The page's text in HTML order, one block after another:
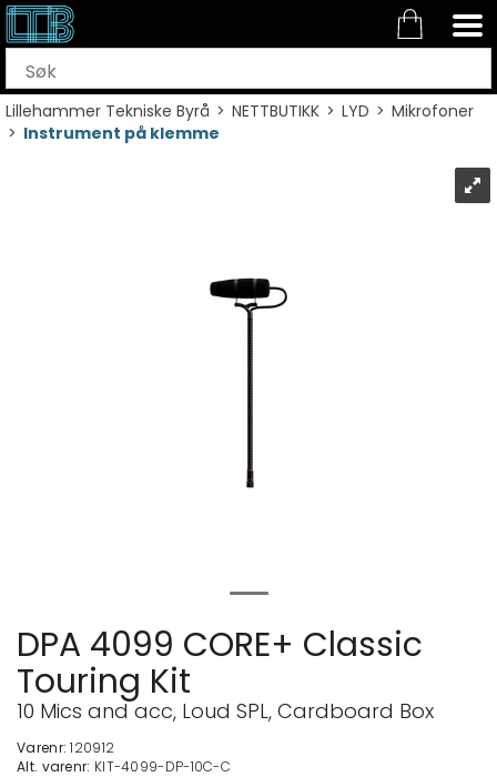
Lillehammer Tekniske Byrå>NETTBUTIKK>LYD>Mikrofoner
>Instrument på klemme
DPA 4099 CORE+ Classic
Touring Kit
10 Mics and acc, Loud SPL, Cardboard Box
Varenr:120912
Alt. varenr: KIT-4099-DP-10C-C